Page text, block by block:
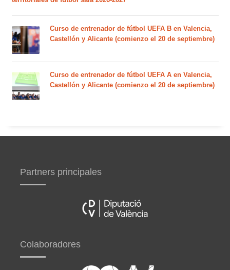
Curso de entrenador de fútbol UEFA B en Valencia,
Castellón y Alicante (comienzo el 20 de septiembre)
Curso de entrenador de fútbol UEFA A en Valencia,
Castellón y Alicante (comienzo el 20 de septiembre)
Partners principales
Colaboradores